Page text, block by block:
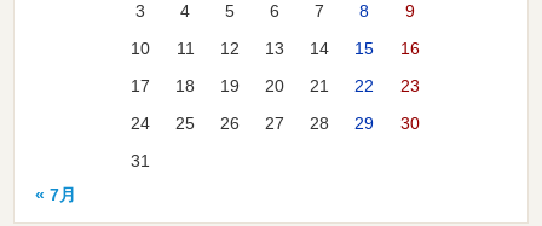
3
4 5 6 7 8
9
10
11 12 13 14 15
16
17
18 19 20 21 22
23
24
25 26 27 28 29
30
31
« 7月